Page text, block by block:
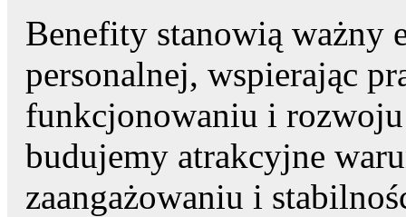
Benefity stanowią ważny
personalnej, wspierając
funkcjonowaniu i
budujemy atrakcyjne
zaangażowaniu i